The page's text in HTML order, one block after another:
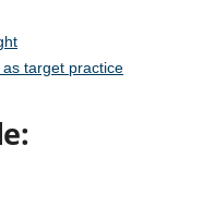
target practice